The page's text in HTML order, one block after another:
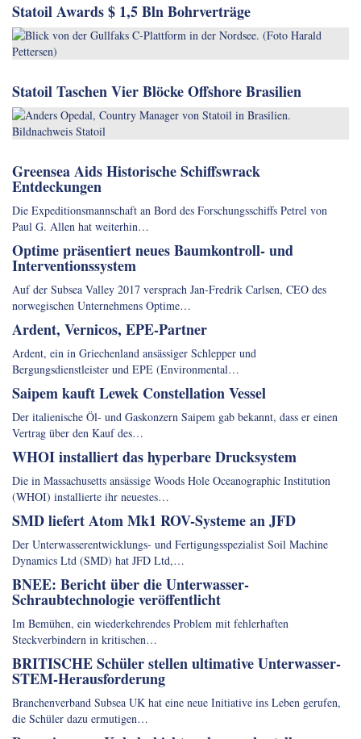
Statoil Awards $ 1,5 Bln Bohrverträge
Statoil Taschen Vier Blöcke Offshore Brasilien
Greensea Aids Historische Schiffswrack
Entdeckungen
Die Expeditionsmannschaft an Bord des Forschungsschiffs Petrel von
Paul G. Allen hat weiterhin…
Optime präsentiert neues Baumkontroll- und
Interventionssystem
Auf der Subsea Valley 2017 versprach Jan-Fredrik Carlsen, CEO des
norwegischen Unternehmens Optime…
Ardent, Vernicos, EPE-Partner
Ardent, ein in Griechenland ansässiger Schlepper und
Bergungsdienstleister und EPE (Environmental…
Saipem kauft Lewek Constellation Vessel
Der italienische Öl- und Gaskonzern Saipem gab bekannt, dass er einen
Vertrag über den Kauf des…
WHOI installiert das hyperbare Drucksystem
Die in Massachusetts ansässige Woods Hole Oceanographic Institution
(WHOI) installierte ihr neuestes…
SMD liefert Atom Mk1 ROV-Systeme an JFD
Der Unterwasserentwicklungs- und Fertigungsspezialist Soil Machine
Dynamics Ltd (SMD) hat JFD Ltd,…
BNEE: Bericht über die Unterwasser-
Schraubtechnologie veröffentlicht
Im Bemühen, ein wiederkehrendes Problem mit fehlerhaften
Steckverbindern in kritischen…
BRITISCHE Schüler stellen ultimative Unterwasser-
STEM-Herausforderung
Branchenverband Subsea UK hat eine neue Initiative ins Leben gerufen,
die Schüler dazu ermutigen…